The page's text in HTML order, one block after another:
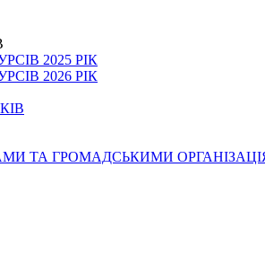
2025 РІК
2026 РІК
ТА ГРОМАДСЬКИМИ